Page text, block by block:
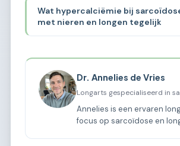
Wat hypercalciëmie bij
met nieren en longen tegelijk
Dr. Annelies de Vries
Longarts gespecialiseerd in
Annelies is een ervaren
focus op sarcoïdose en